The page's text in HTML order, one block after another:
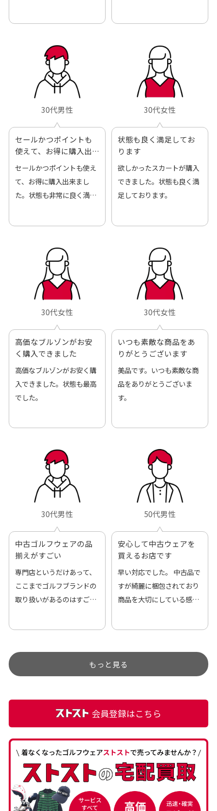
30代男性
セールかつポイントも
使えて、お得に購入出
来ました
セールかつポイントも使え
て、お得に購入出来まし
た。状態も非常に良く満足
30代女性
状態も良く満足してお
ります
欲しかったスカートが購入
できました。状態も良く満
足しております。
30代女性
高価なブルゾンがお安
く購入できました
高価なブルゾンがお安く購
入できました。状態も最高
でした。
30代女性
いつも素敵な商品をあ
りがとうございます
美品です。いつも素敵な商
品をありがとうございま
す。
30代男性
中古ゴルフウェアの品
揃えがすごい
専門店というだけあって、
ここまでゴルフブランドの
取り扱いがあるのはすご
す。
50代男性
安心して中古ウェアを
買えるお店です
早い対応でした。 中古品で
すが綺麗に梱包されており
商品を大切にしている感が
うぐらい目立つことなく綺
麗な商品でお安く購入でき
もっと見る
会員登録はこちら